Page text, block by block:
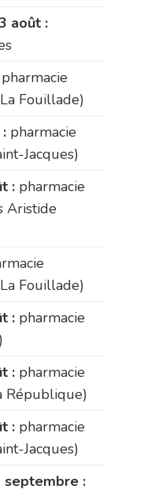
août :
pharmacie
Fouillade)
pharmacie
Jacques)
: pharmacie
Aristide
Fouillade)
: pharmacie
: pharmacie
République)
: pharmacie
Jacques)
septembre :